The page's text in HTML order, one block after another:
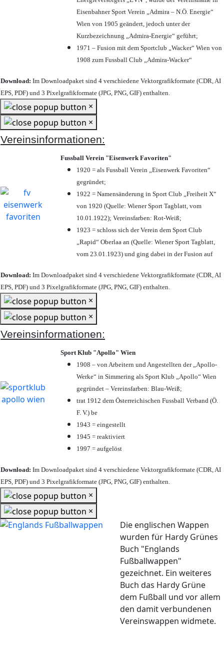
Eisenbahner Sport Verein „Admira – N.Ö. Energie“
Wien von 1905 geändert, jedoch unter der
Kurzbezeichnung „Admira-Energie“ geführt;
1971 – Fusion mit dem Sportclub „Wacker“ Wien von
1908 zum Fussball Club „Admira-Wacker“
Download: Im Downloadpaket sind 4 verschiedene Vektorgrafikformate (CDR, AI
EPS, PDF) und 3 Pixelgrafikformate (JPG, PNG, GIF) enthalten.
×
×
Vereinsinformationen:
Fussball Verein "Eisenwerk Favoriten"
1920 = als Fussball Verein „Eisenwerk Favoriten“
gegründet;
1922 = Namensänderung in Sport Club „Freiheit X“
von 1920 (Quelle: Wiener Sport Tagblatt, vom
10.01.1922); Vereinsfarben: Rot-Weiß;
1923 = schloss sich der Verein dem Sport Club
„Rapid“ Oberlaa an (Quelle: Wiener Sport Tagblatt,
vom 23.01.1923) und ging dabei in der Fusion auf
Download: Im Downloadpaket sind 4 verschiedene Vektorgrafikformate (CDR, AI
EPS, PDF) und 3 Pixelgrafikformate (JPG, PNG, GIF) enthalten.
×
×
Vereinsinformationen:
Sport Klub "Apollo" Wien
1908 – von Arbeitern und Angestellten der „Apollo-
Werke“ in Simmering als Sport Klub „Apollo“ Wien
gegründet – Vereinsfarben: Blau-Weiß;
trat 1912 dem Österreichischen Fussball Verband (Ö.
F. V.) be
1943 = eingestellt
1945 = reaktiviert
1997 = aufgelöst
Download: Im Downloadpaket sind 4 verschiedene Vektorgrafikformate (CDR, AI
EPS, PDF) und 3 Pixelgrafikformate (JPG, PNG, GIF) enthalten.
×
×
Die englischen Wappen
wurden für Hardy Grünes
Buch "Englands
Fußballwappen"
gezeichnet. Ein weiteres
Buch das Hardy Grüne
dem Fußball und vor allem
den damit verbundenen
Vereinswappen widmete.